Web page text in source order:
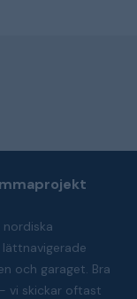
och garaget. Bra
vi skickar oftast